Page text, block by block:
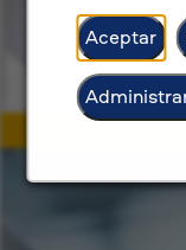
Aceptar